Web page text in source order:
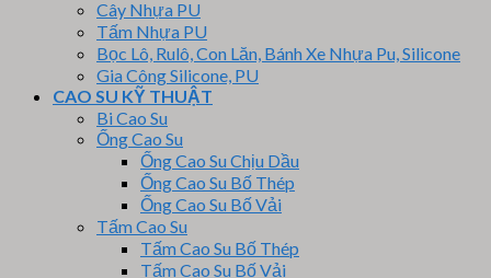
Cây Nhựa PU
Tấm Nhựa PU
Bọc Lô, Rulô, Con Lăn, Bánh Xe Nhựa Pu, Silicone
Gia Công Silicone, PU
CAO SU KỸ THUẬT
Bi Cao Su
Ống Cao Su
Ống Cao Su Chịu Dầu
Ống Cao Su Bố Thép
Ống Cao Su Bố Vải
Tấm Cao Su
Tấm Cao Su Bố Thép
Tấm Cao Su Bố Vải